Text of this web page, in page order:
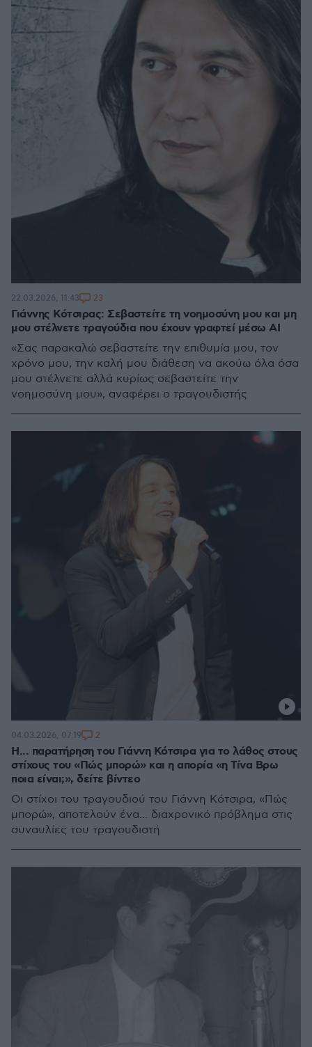
Γιάννης Κότσιρας: Σεβαστείτε τη νοημοσύνη μου και μη
μου στέλνετε τραγούδια που έχουν γραφτεί μέσω AI
«Σας παρακαλώ σεβαστείτε την επιθυμία μου, τον
χρόνο μου, την καλή μου διάθεση να ακούω όλα όσα
μου στέλνετε αλλά κυρίως σεβαστείτε την
νοημοσύνη μου», αναφέρει ο τραγουδιστής
22.03.2026, 11:43 23
Η... παρατήρηση του Γιάννη Κότσιρα για το λάθος στους
στίχους του «Πώς μπορώ» και η απορία «η Τίνα Βρω
ποια είναι;», δείτε βίντεο
Οι στίχοι του τραγουδιού του Γιάννη Κότσιρα, «Πώς
μπορώ», αποτελούν ένα... διαχρονικό πρόβλημα στις
συναυλίες του τραγουδιστή
04.03.2026, 07:19 2